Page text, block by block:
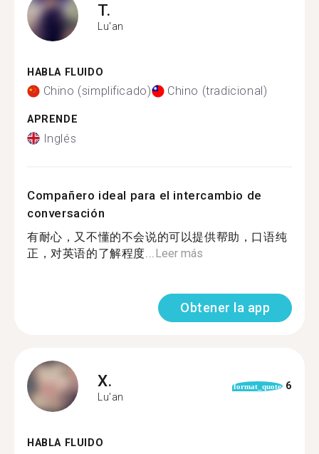
T.
Lu'an
HABLA FLUIDO
Chino (simplificado) Chino (tradicional)
APRENDE
Inglés
Compañero ideal para el intercambio de
conversación
有耐心，又不懂的不会说的可以提供帮助，口语纯
正，对英语的了解程度... Leer más
Obtener la app
X.
Lu'an
format_quote 6
HABLA FLUIDO